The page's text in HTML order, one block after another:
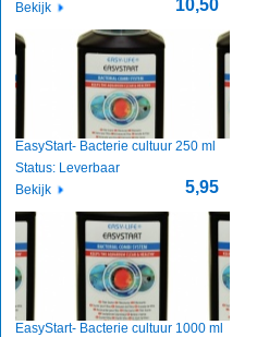
10,50
Bekijk
EasyStart- Bacterie cultuur 250 ml
5,95
Status: Leverbaar
Bekijk
EasyStart- Bacterie cultuur 1000 ml